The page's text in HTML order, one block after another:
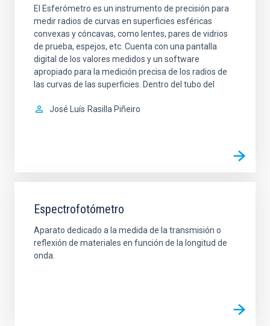
El Esferómetro es un instrumento de precisión para
medir radios de curvas en superficies esféricas
convexas y cóncavas, como lentes, pares de vidrios
de prueba, espejos, etc. Cuenta con una pantalla
digital de los valores medidos y un software
apropiado para la medición precisa de los radios de
las curvas de las superficies. Dentro del tubo del
José Luís Rasilla Piñeiro
Espectrofotómetro
Aparato dedicado a la medida de la transmisión o
reflexión de materiales en función de la longitud de
onda.